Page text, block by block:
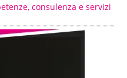
consulenza e servizi